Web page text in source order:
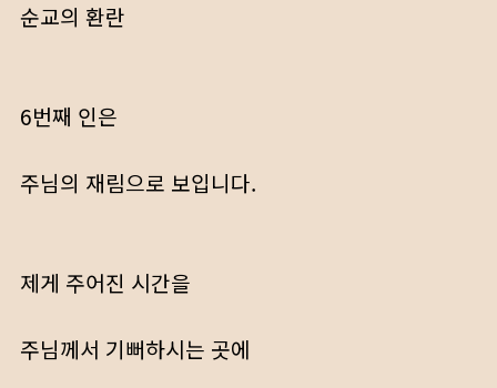
순교의 환란
6번째 인은
주님의 재림으로 보입니다.
제게 주어진 시간을
주님께서 기뻐하시는 곳에